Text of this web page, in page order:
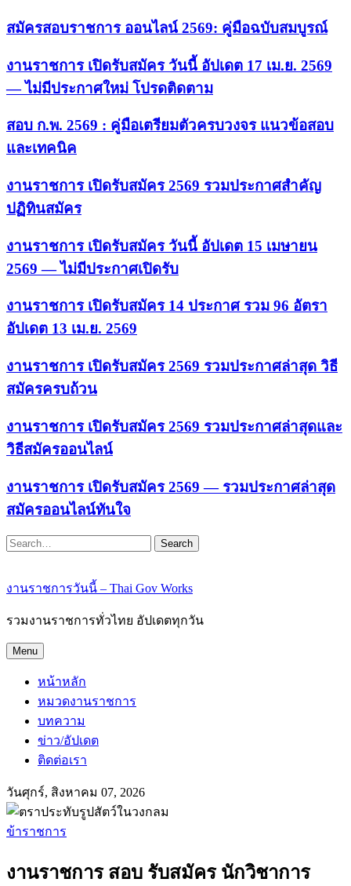
สมัครสอบราชการ ออนไลน์ 2569: คู่มือฉบับสมบูรณ์
งานราชการ เปิดรับสมัคร วันนี้ อัปเดต 17 เม.ย. 2569
— ไม่มีประกาศใหม่ โปรดติดตาม
สอบ ก.พ. 2569 : คู่มือเตรียมตัวครบวงจร แนวข้อสอบ
และเทคนิค
งานราชการ เปิดรับสมัคร 2569 รวมประกาศสำคัญ
ปฏิทินสมัคร
งานราชการ เปิดรับสมัคร วันนี้ อัปเดต 15 เมษายน
2569 — ไม่มีประกาศเปิดรับ
งานราชการ เปิดรับสมัคร 14 ประกาศ รวม 96 อัตรา
อัปเดต 13 เม.ย. 2569
งานราชการ เปิดรับสมัคร 2569 รวมประกาศล่าสุด วิธี
สมัครครบถ้วน
งานราชการ เปิดรับสมัคร 2569 รวมประกาศล่าสุดและ
วิธีสมัครออนไลน์
งานราชการ เปิดรับสมัคร 2569 — รวมประกาศล่าสุด
สมัครออนไลน์ทันใจ
Search
งานราชการวันนี้ – Thai Gov Works
รวมงานราชการทั่วไทย อัปเดตทุกวัน
Menu
หน้าหลัก
หมวดงานราชการ
บทความ
ข่าว/อัปเดต
ติดต่อเรา
วันศุกร์, สิงหาคม 07, 2026
ข้าราชการ
งานราชการ สอบ รับสมัคร นักวิชาการ